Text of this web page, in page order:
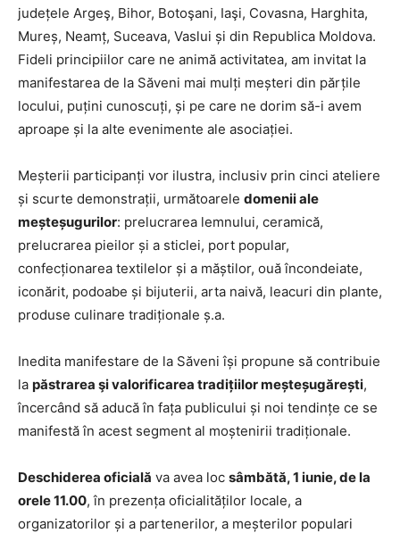
județele Argeş, Bihor, Botoşani, Iaşi, Covasna, Harghita,
Mureș, Neamț, Suceava, Vaslui și din Republica Moldova.
Fideli principiilor care ne animă activitatea, am invitat la
manifestarea de la Săveni mai mulți meșteri din părțile
locului, puțini cunoscuți, și pe care ne dorim să-i avem
aproape și la alte evenimente ale asociației.
Meșterii participanți vor ilustra, inclusiv prin cinci ateliere
și scurte demonstrații, următoarele domenii ale
meșteșugurilor: prelucrarea lemnului, ceramică,
prelucrarea pieilor și a sticlei, port popular,
confecționarea textilelor și a măștilor, ouă încondeiate,
iconărit, podoabe și bijuterii, arta naivă, leacuri din plante,
produse culinare tradiționale ș.a.
Inedita manifestare de la Săveni își propune să contribuie
la păstrarea şi valorificarea tradițiilor meșteșugărești,
încercând să aducă în fața publicului și noi tendințe ce se
manifestă în acest segment al moștenirii tradiționale.
Deschiderea oficială va avea loc sâmbătă, 1 iunie, de la
orele 11.00, în prezența oficialităților locale, a
organizatorilor și a partenerilor, a meșterilor populari